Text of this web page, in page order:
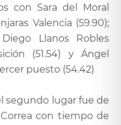
con Sara del Moral
Valencia (59.90);
Llanos Robles
(51.54) y Ángel
puesto (54.42)
segundo lugar fue de
con tiempo de